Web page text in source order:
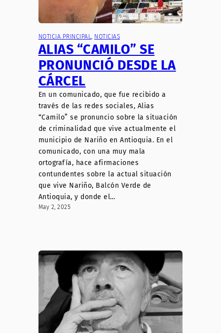
NOTICIA PRINCIPAL NOTICIAS
ALIAS “CAMILO” SE
PRONUNCIÓ DESDE LA
CÁRCEL
En un comunicado, que fue recibido a
través de las redes sociales, Alias
“Camilo” se pronuncio sobre la situación
de criminalidad que vive actualmente el
municipio de Nariño en Antioquia. En el
comunicado, con una muy mala
ortografía, hace afirmaciones
contundentes sobre la actual situación
que vive Nariño, Balcón Verde de
Antioquia, y donde el…
May 2, 2025